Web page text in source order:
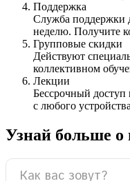
Поддержка
Служба поддержки
неделю. Получите
Групповые скидки
Действуют
коллективном
Лекции
Бессрочный доступ
с любого
Узнай больше о